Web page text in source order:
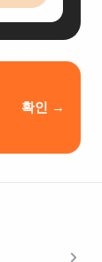
확인 →